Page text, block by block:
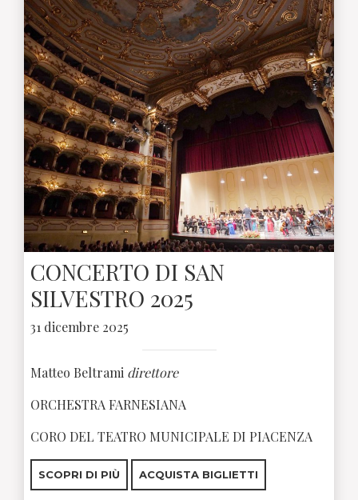
CONCERTO DI SAN
SILVESTRO 2025
31 dicembre 2025
Matteo Beltrami direttore
ORCHESTRA FARNESIANA
CORO DEL TEATRO MUNICIPALE DI PIACENZA
SCOPRI DI PIÙ ACQUISTA BIGLIETTI